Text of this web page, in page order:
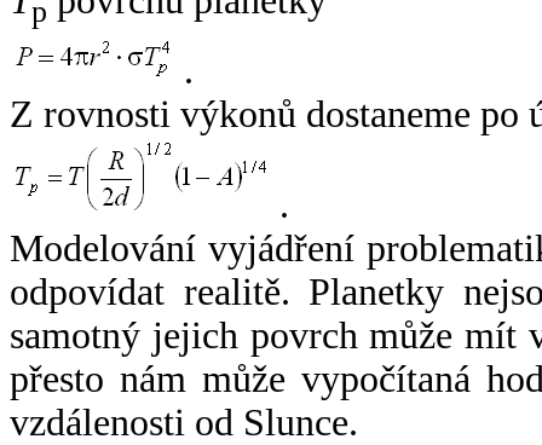
p
.
Z rovnosti výkonů dostaneme po
.
Modelování vyjádření
odpovídat realitě. Planetky
samotný jejich povrch může mít
přesto nám může vypočítaná
vzdálenosti od Slunce.